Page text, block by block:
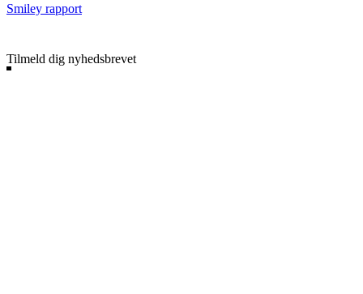
Smiley rapport
Tilmeld dig nyhedsbrevet